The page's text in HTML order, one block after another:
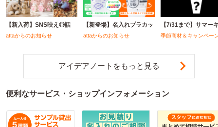
【新入荷】SNS映え◎話
attaからのお知らせ
【新登場】名入れプラカッ
attaからのお知らせ
【7/31まで】サマー
季節商材＆キャンペー
アイデアノートをもっと見る
便利なサービス・ショップインフォメーション